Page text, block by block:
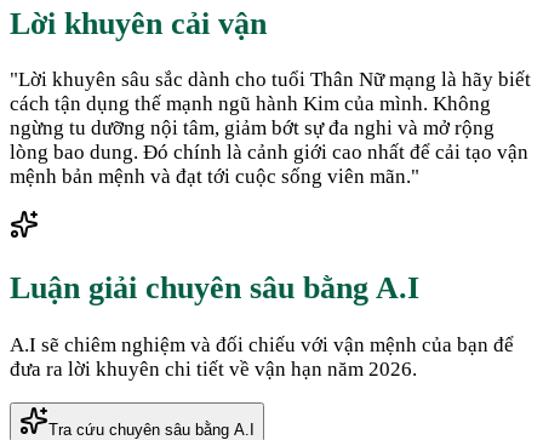
Lời khuyên cải vận
"Lời khuyên sâu sắc dành cho tuổi Thân Nữ mạng là hãy biết
cách tận dụng thế mạnh ngũ hành Kim của mình. Không
ngừng tu dưỡng nội tâm, giảm bớt sự đa nghi và mở rộng
lòng bao dung. Đó chính là cảnh giới cao nhất để cải tạo vận
mệnh bản mệnh và đạt tới cuộc sống viên mãn."
Luận giải chuyên sâu bằng A.I
A.I sẽ chiêm nghiệm và đối chiếu với vận mệnh của bạn để
đưa ra lời khuyên chi tiết về vận hạn năm 2026.
Tra cứu chuyên sâu bằng A.I